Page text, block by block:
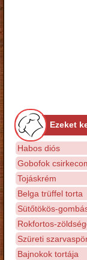
Ezeket
Habos diós
Gobofok
Tojáskrém
Belga trüffel torta
Sütőtökös-
Rokfortos-
Szüreti
Bajnokok tortája